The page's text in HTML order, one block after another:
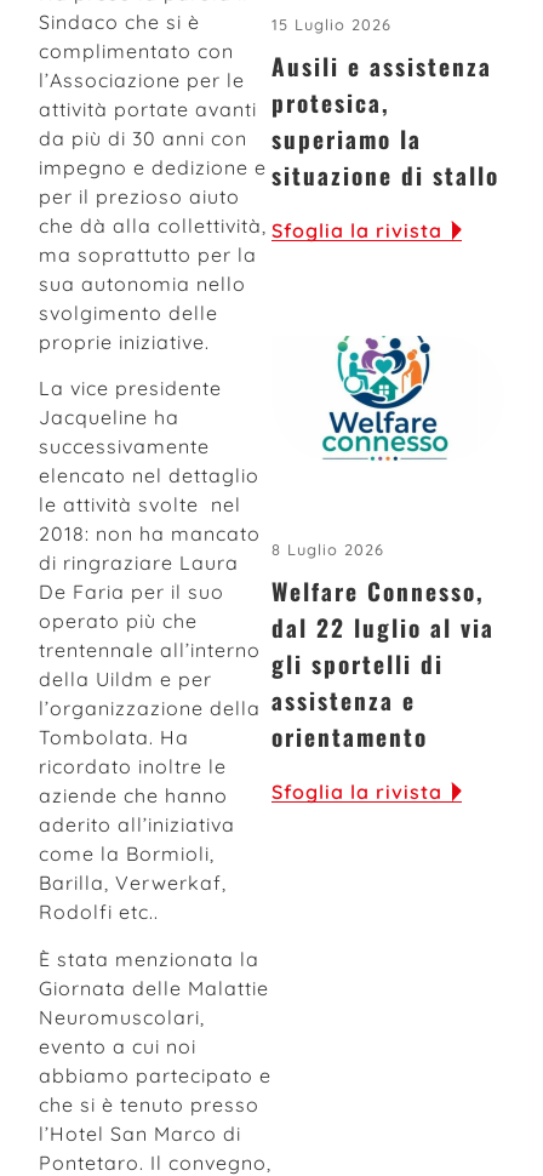
Sindaco che si è
complimentato con
l’Associazione per le
attività portate avanti
da più di 30 anni con
impegno e dedizione e
per il prezioso aiuto
che dà alla collettività,
ma soprattutto per la
sua autonomia nello
svolgimento delle
proprie iniziative.
La vice presidente
Jacqueline ha
successivamente
elencato nel dettaglio
le attività svolte nel
2018: non ha mancato
di ringraziare Laura
De Faria per il suo
operato più che
trentennale all’interno
della Uildm e per
l’organizzazione della
Tombolata. Ha
ricordato inoltre le
aziende che hanno
aderito all’iniziativa
come la Bormioli,
Barilla, Verwerkaf,
Rodolfi etc..
È stata menzionata la
Giornata delle Malattie
Neuromuscolari,
evento a cui noi
abbiamo partecipato e
che si è tenuto presso
l’Hotel San Marco di
Pontetaro. Il convegno,
15 Luglio 2026
Ausili e assistenza
protesica,
superiamo la
situazione di stallo
Sfoglia la rivista
8 Luglio 2026
Welfare Connesso,
dal 22 luglio al via
gli sportelli di
assistenza e
orientamento
Sfoglia la rivista